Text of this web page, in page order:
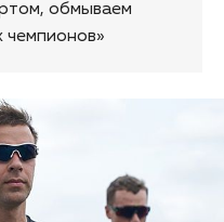
обмываем
чемпионов»